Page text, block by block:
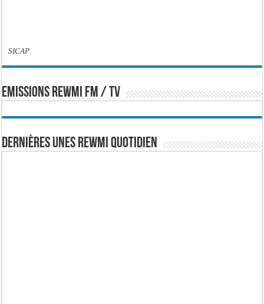
SICAP
EMISSIONS REWMI FM / TV
Dernières Unes Rewmi Quotidien